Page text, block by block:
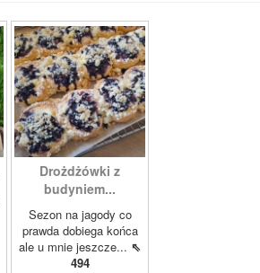
Drożdżówki z
budyniem...
Sezon na jagody co
prawda dobiega końca
ale u mnie jeszcze... ⇖
494